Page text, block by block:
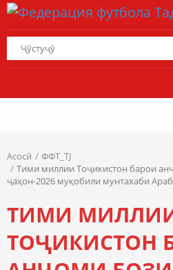
Асосӣ
ФФТ_TJ
Тими миллии Тоҷикистон барои
ҷаҳон-2026 муқобили мунтахаби
ТИМИ
ТОҶИКИСТОН